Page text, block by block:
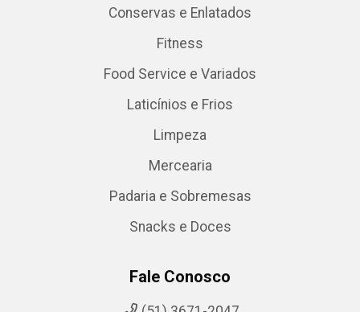
Conservas e Enlatados
Fitness
Food Service e Variados
Laticínios e Frios
Limpeza
Mercearia
Padaria e Sobremesas
Snacks e Doces
Fale Conosco